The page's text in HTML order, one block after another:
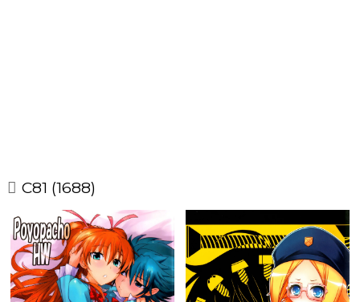
C81 (1688)